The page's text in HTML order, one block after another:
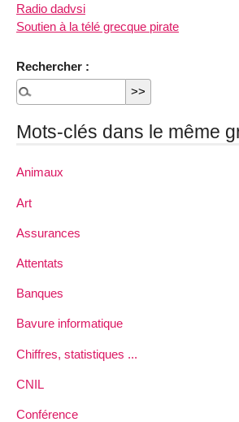
Radio dadvsi
Soutien à la télé grecque pirate
Rechercher :
Mots-clés dans le même
Animaux
Art
Assurances
Attentats
Banques
Bavure informatique
Chiffres, statistiques ...
CNIL
Conférence